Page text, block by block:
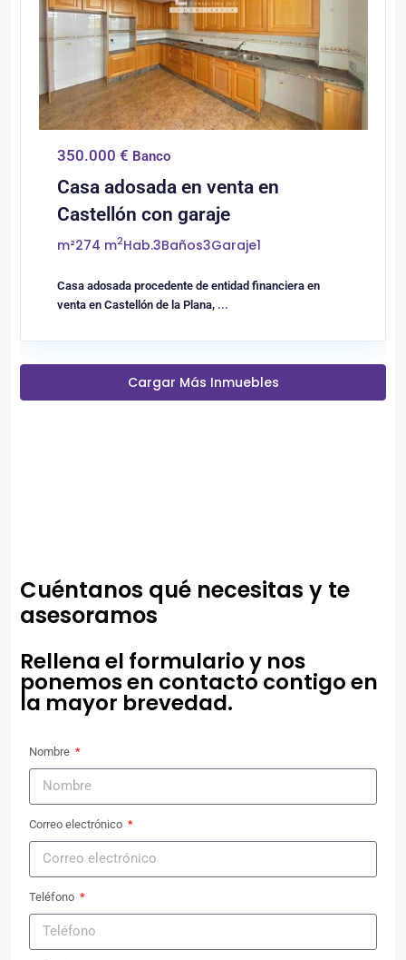
350.000 € Banco
Casa adosada en venta en
Castellón con garaje
m²274 m2Hab.3Baños3Garaje1
Casa adosada procedente de entidad financiera en
venta en Castellón de la Plana, ...
Cargar Más Inmuebles
Cuéntanos qué necesitas y te
asesoramos
Rellena el formulario y nos
ponemos en contacto contigo en
la mayor brevedad.
Nombre
Correo electrónico
Teléfono